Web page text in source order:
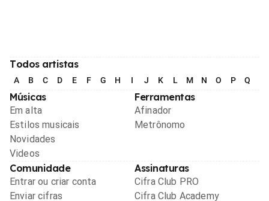
Todos artistas
A B C D E F G H I J K L M N O P Q
Músicas
Em alta
Estilos musicais
Novidades
Videos
Ferramentas
Afinador
Metrônomo
Comunidade
Entrar ou criar conta
Enviar cifras
Assinaturas
Cifra Club PRO
Cifra Club Academy